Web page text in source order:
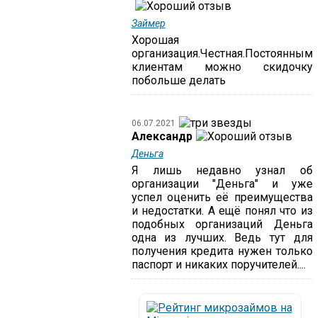
Займер
Хорошая
организация.Честная.Постоянным
клиентам можно скидочку
побольше делать
06.07.2021
Александр
Деньга
Я лишь недавно узнал об
организации "Деньга" и уже
успел оценить её преимущества
и недостатки. А ещё понял что из
подобных организаций Деньга
одна из лучших. Ведь тут для
получения кредита нужен только
паспорт и никаких поручителей....